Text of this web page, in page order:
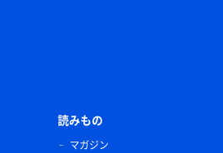
読みもの
マガジン